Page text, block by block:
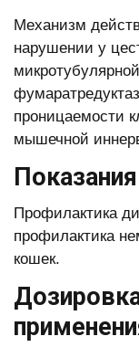
Механизм
нарушении у
проницаемости
мышечной
Профилактика
профилактика
кошек.